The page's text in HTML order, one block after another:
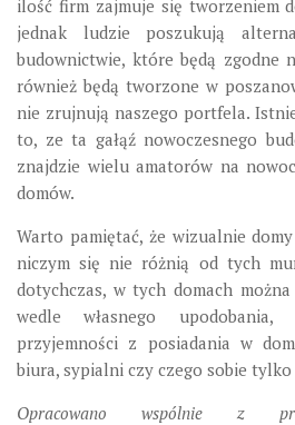
ilość firm zajmuje się tworzeniem
jednak ludzie poszukują
budownictwie, które będą zgodne
również będą tworzone w
nie zrujnują naszego portfela.
to, ze ta gałąź nowoczesnego
znajdzie wielu amatorów na
domów.
Warto pamiętać, że wizualnie
niczym się nie różnią od tych
dotychczas, w tych domach
wedle własnego
przyjemności z posiadania w
biura, sypialni czy czego sobie tylko
Opracowano wspólnie z